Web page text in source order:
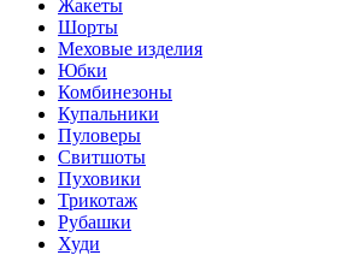
Жакеты
Шорты
Меховые изделия
Юбки
Комбинезоны
Купальники
Пуловеры
Свитшоты
Пуховики
Трикотаж
Рубашки
Худи